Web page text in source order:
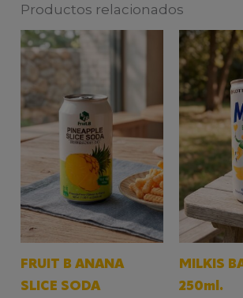
Productos relacionados
FRUIT B ANANA
SLICE SODA
MILKIS
250ml.